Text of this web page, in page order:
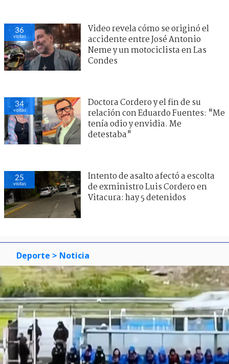
36
visitas
Video revela cómo se originó el
accidente entre José Antonio
Neme y un motociclista en Las
Condes
34
visitas
Doctora Cordero y el fin de su
relación con Eduardo Fuentes: "Me
tenía odio y envidia. Me
detestaba"
25
visitas
Intento de asalto afectó a escolta
de exministro Luis Cordero en
Vitacura: hay 5 detenidos
Deporte > Noticia